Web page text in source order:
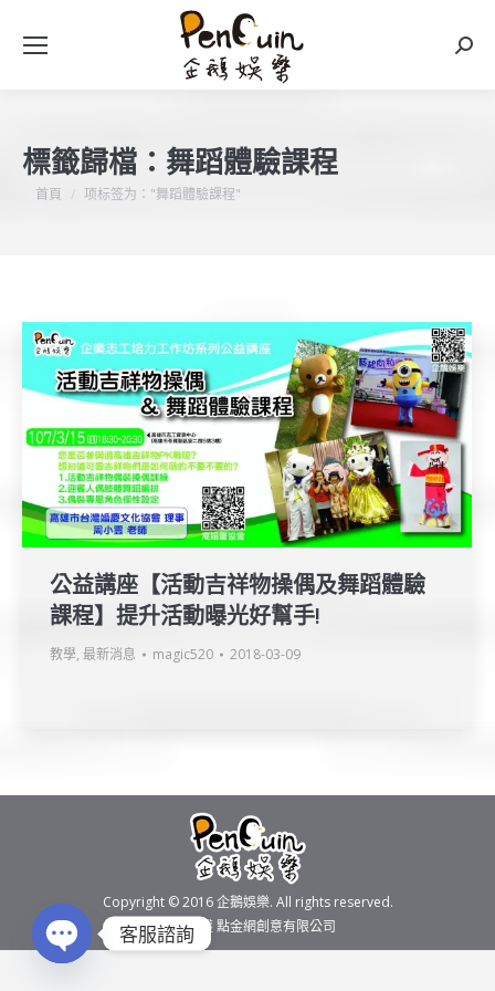
搜
標籤歸檔： 舞蹈體驗課程
您在這裡：
首頁 项标签为："舞蹈體驗課程"
公益講座【活動吉祥物操偶及舞蹈體驗
課程】提升活動曝光好幫手!
教學, 最新消息 magic520 2018-03-09
Copyright © 2016企鵝娛樂. All rights reserved.
製作維護點金網創意有限公司
客服諮詢